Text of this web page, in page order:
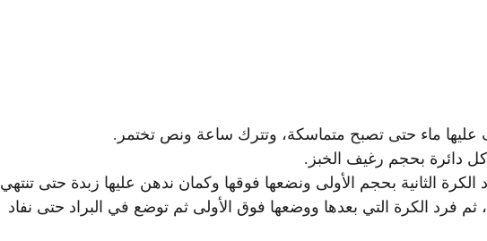
عليها ماء حتى تصبح متماسكة، وتترك ساعة ونص تختمر.
الثانية بحجم الأولى ونضعها فوقها وكمان ندهن عليها زبدة حتى تنتهي
ثم فرد الكرة التي بعدها ووضعها فوق الأولى ثم توضع في البراد حتى نفاد